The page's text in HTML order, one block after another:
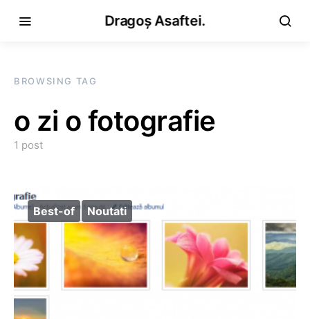
Dragoș Asaftei.
BROWSING TAG
o zi o fotografie
1 post
Best-of Noutati